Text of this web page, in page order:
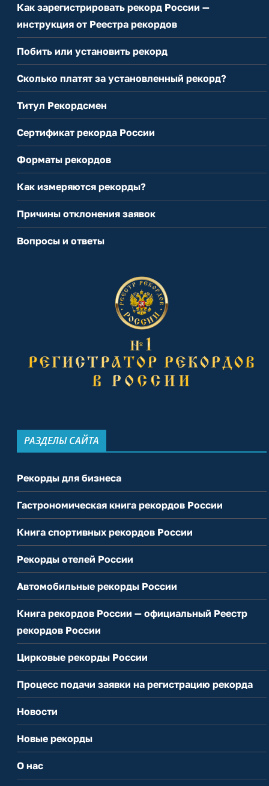
Как зарегистрировать рекорд России —
инструкция от Реестра рекордов
Побить или установить рекорд
Сколько платят за установленный рекорд?
Титул Рекордсмен
Сертификат рекорда России
Форматы рекордов
Как измеряются рекорды?
Причины отклонения заявок
Вопросы и ответы
РАЗДЕЛЫ САЙТА
Рекорды для бизнеса
Гастрономическая книга рекордов России
Книга спортивных рекордов России
Рекорды отелей России
Автомобильные рекорды России
Книга рекордов России — официальный Реестр
рекордов России
Цирковые рекорды России
Процесс подачи заявки на регистрацию рекорда
Новости
Новые рекорды
О нас